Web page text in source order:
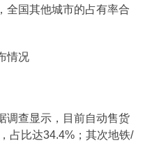
全国其他城市的占有率合
情况
调查显示，目前自动售货
占比达34.4%；其次地铁/